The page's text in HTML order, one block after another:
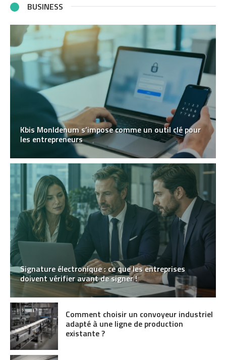
BUSINESS
Kbis MonIdenum s’impose comme un outil clé pour
les entrepreneurs
Signature électronique : ce que les entreprises
doivent vérifier avant de signer !
Comment choisir un convoyeur industriel
adapté à une ligne de production
existante ?